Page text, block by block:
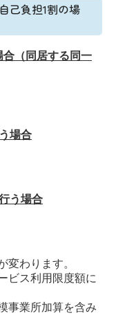
己負担1割の場
合（同居する同一
場合
う場合
わります。
ビス利用限度額に
事業所加算を含み